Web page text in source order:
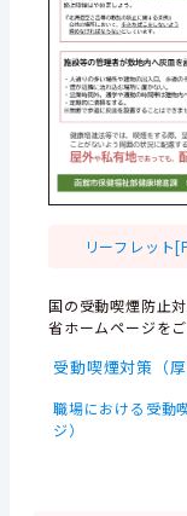
リーフレット
国の受動喫煙防止
省ホームページをご
受動喫煙対策（
職場における受動
ジ）